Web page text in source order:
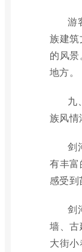
游
族建
的风
地方。
九
族风情
剑
有丰
感受到
剑
墙、
大街